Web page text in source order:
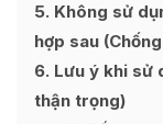
5 Không sử
hợp sau
6 Lưu ý khi sử
thận trọng)